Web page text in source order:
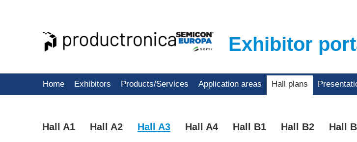
Exhibitor
Home Exhibitors Products/Services Application areas Hall plans
Hall A1 Hall A2 Hall A3 Hall A4 Hall B1 Hall B2 Hall